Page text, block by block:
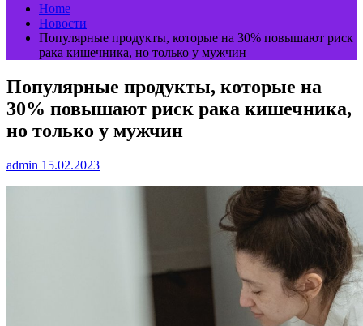
Home
Новости
Популярные продукты, которые на 30% повышают риск
рака кишечника, но только у мужчин
Популярные продукты, которые на
30% повышают риск рака кишечника,
но только у мужчин
admin 15.02.2023